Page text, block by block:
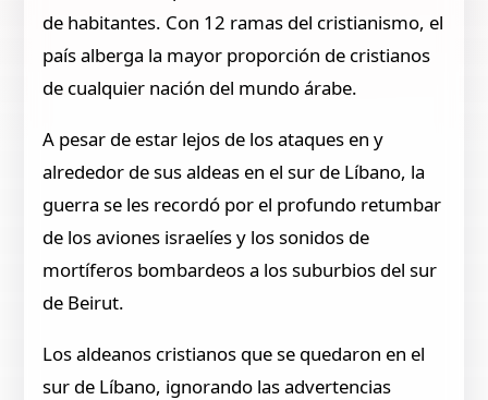
de habitantes. Con 12 ramas del cristianismo, el
país alberga la mayor proporción de cristianos
de cualquier nación del mundo árabe.
A pesar de estar lejos de los ataques en y
alrededor de sus aldeas en el sur de Líbano, la
guerra se les recordó por el profundo retumbar
de los aviones israelíes y los sonidos de
mortíferos bombardeos a los suburbios del sur
de Beirut.
Los aldeanos cristianos que se quedaron en el
sur de Líbano, ignorando las advertencias